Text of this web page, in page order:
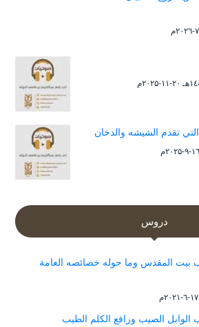
تقدم الشيشه والدخان
دروس
المقدس وما حوله خصائصه العامة
الصيب ورافع الكلم الطيب